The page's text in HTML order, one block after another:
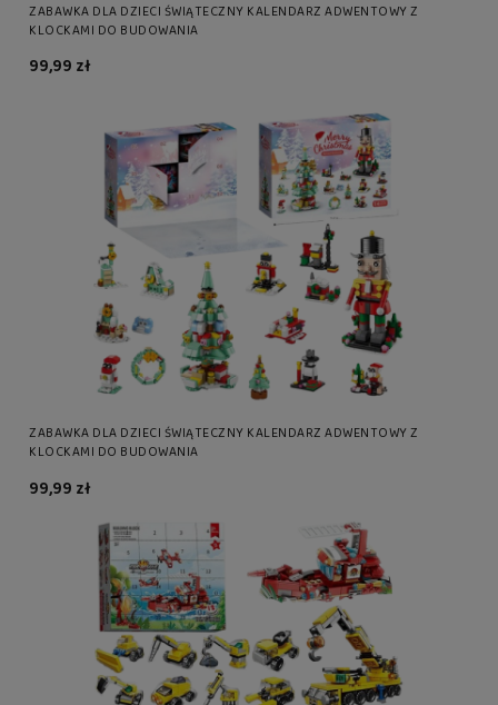
ZABAWKA DLA DZIECI ŚWIĄTECZNY KALENDARZ ADWENTOWY Z
KLOCKAMI DO BUDOWANIA
99,99 zł
ZABAWKA DLA DZIECI ŚWIĄTECZNY KALENDARZ ADWENTOWY Z
KLOCKAMI DO BUDOWANIA
99,99 zł